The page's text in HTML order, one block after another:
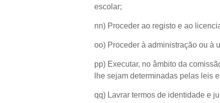
escolar;
nn) Proceder ao registo e ao
oo) Proceder à administração ou à
pp) Executar, no âmbito da
lhe sejam determinadas pelas leis
qq) Lavrar termos de identidade e